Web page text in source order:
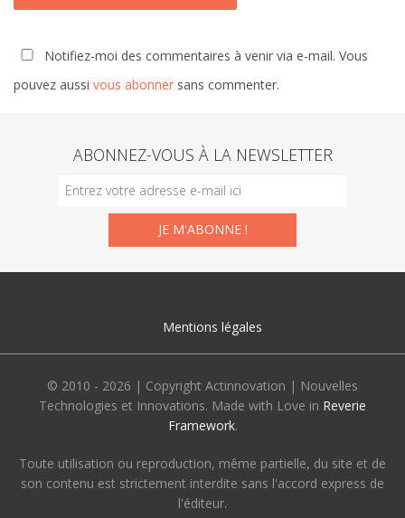
Notifiez-moi des commentaires à venir via e-mail. Vous
pouvez aussi vous abonner sans commenter.
ABONNEZ-VOUS À LA NEWSLETTER
Mentions légales
© 2010 - 2026 | Copyright Actinnovation | Nouvelles
Technologies et Innovations. Made with Love in Reverie
Framework.
Toute utilisation ou reproduction, même partielle, du site et de
son contenu est strictement interdite sans l'accord express de
l'éditeur.